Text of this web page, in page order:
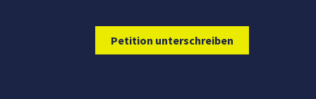
Petition unterschreiben